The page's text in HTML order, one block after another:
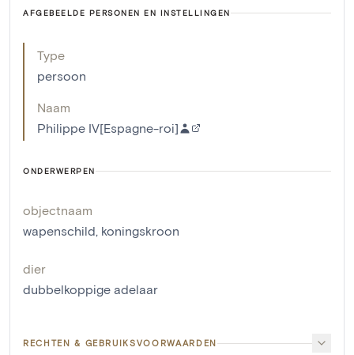
AFGEBEELDE PERSONEN EN INSTELLINGEN
Type
persoon
Naam
Philippe IV[Espagne-roi]
ONDERWERPEN
objectnaam
wapenschild, koningskroon
dier
dubbelkoppige adelaar
RECHTEN & GEBRUIKSVOORWAARDEN